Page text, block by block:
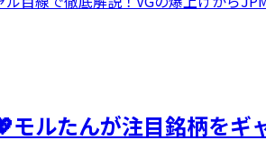
ルたんが注目銘柄をギ